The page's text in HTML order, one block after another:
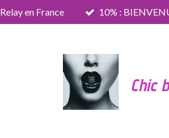
en France 10% :
Chic